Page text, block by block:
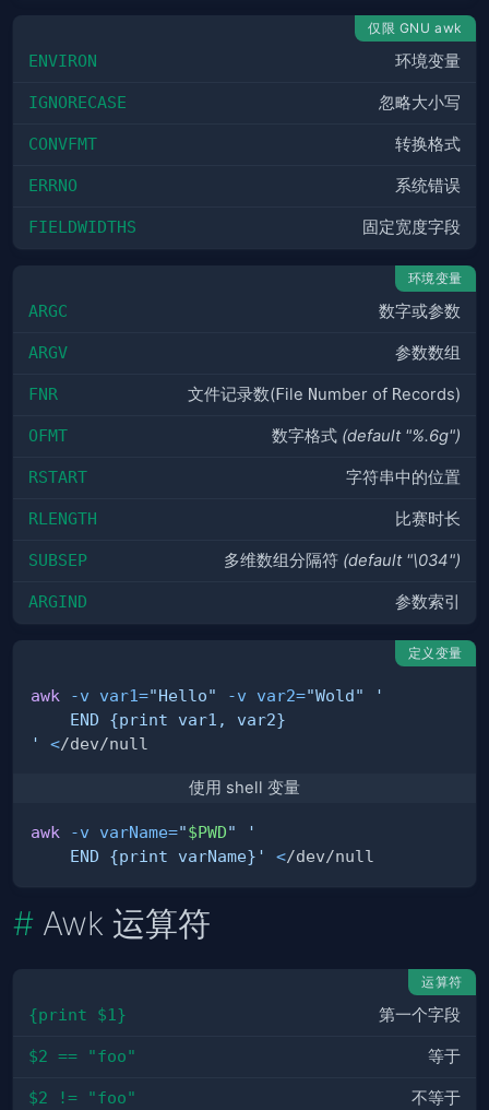
仅限 GNU awk
ENVIRON 环境变量
IGNORECASE 忽略大小写
CONVFMT 转换格式
ERRNO 系统错误
FIELDWIDTHS 固定宽度字段
环境变量
ARGC 数字或参数
ARGV 参数数组
FNR 文件记录数(File Number of Records)
OFMT 数字格式 (default "%.6g")
RSTART 字符串中的位置
RLENGTH 比赛时长
SUBSEP 多维数组分隔符 (default "\034")
ARGIND 参数索引
定义变量
awk -v var1="Hello" -v var2="Wold"
'
<
使用 shell 变量
awk -v varName="$PWD"
    END {print varName}'
<
Awk 运算符
运算符
{print $1} 第一个字段
$2 == "foo" 等于
$2 != "foo" 不等于